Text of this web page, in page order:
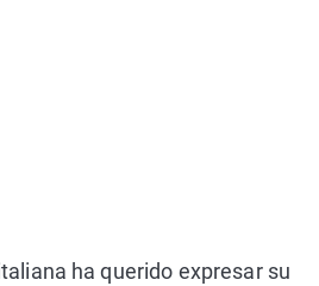
ha querido expresar su